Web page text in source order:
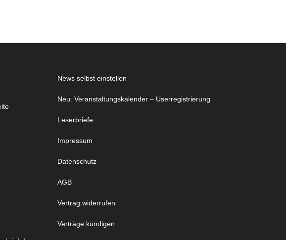
News selbst einstellen
Neu: Veranstaltungskalender – Userregistrierung
Leserbriefe
Impressum
Datenschutz
AGB
Vertrag widerrufen
Verträge kündigen